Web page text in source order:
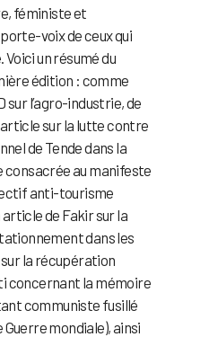
féministe et
voix de ceux qui
un résumé du
édition : comme
sur l’agro-industrie, de
sur la lutte contre
de Tende dans la
consacrée au manifeste
anti-tourisme
article de Fakir sur la
dans les
la récupération
concernant la mémoire
communiste fusillé
mondiale), ainsi